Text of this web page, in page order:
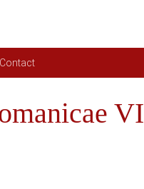
Contact
VI